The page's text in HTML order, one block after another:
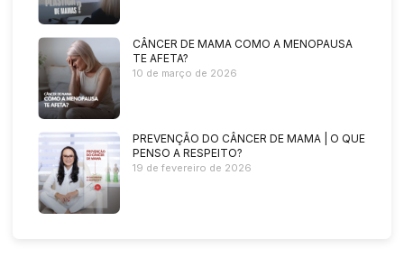
CÂNCER DE MAMA COMO A MENOPAUSA
TE AFETA?
10 de março de 2026
PREVENÇÃO DO CÂNCER DE MAMA | O QUE
PENSO A RESPEITO?
19 de fevereiro de 2026